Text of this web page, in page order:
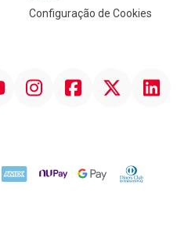
Configuração de Cookies
InstagramFacebook Linkedin
AMEX NuPay Google PayDiners Club